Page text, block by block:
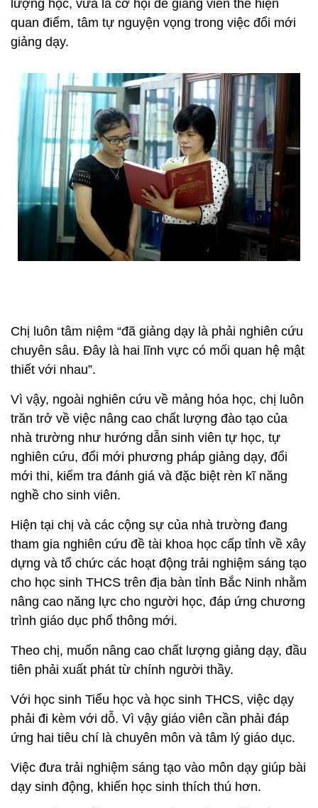
lượng học, vừa là cơ hội để giảng viên thể hiện
quan điểm, tâm tự nguyện vọng trong việc đổi mới
giảng dạy.
Chị luôn tâm niệm “đã giảng dạy là phải nghiên cứu
chuyên sâu. Đây là hai lĩnh vực có mối quan hệ mật
thiết với nhau”.
Vì vậy, ngoài nghiên cứu về mảng hóa học, chị luôn
trăn trở về việc nâng cao chất lượng đào tạo của
nhà trường như hướng dẫn sinh viên tự học, tự
nghiên cứu, đổi mới phương pháp giảng dạy, đổi
mới thi, kiểm tra đánh giá và đặc biệt rèn kĩ năng
nghề cho sinh viên.
Hiện tại chị và các cộng sự của nhà trường đang
tham gia nghiên cứu đề tài khoa học cấp tỉnh về xây
dựng và tổ chức các hoạt động trải nghiệm sáng tạo
cho học sinh THCS trên địa bàn tỉnh Bắc Ninh nhằm
nâng cao năng lực cho người học, đáp ứng chương
trình giáo dục phổ thông mới.
Theo chị, muốn nâng cao chất lượng giảng dạy, đầu
tiên phải xuất phát từ chính người thầy.
Với học sinh Tiểu học và học sinh THCS, việc dạy
phải đi kèm với dỗ. Vì vậy giáo viên cần phải đáp
ứng hai tiêu chí là chuyên môn và tâm lý giáo dục.
Việc đưa trải nghiệm sáng tạo vào môn dạy giúp bài
dạy sinh động, khiến học sinh thích thú hơn.